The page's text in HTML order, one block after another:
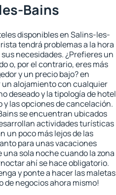
Bains
disponibles en Salins-les-
tendrá problemas a la hora
necesidades. ¿Prefieres un
o, por el contrario, eres más
y un precio bajo? en
alojamiento con cualquier
deseado y la tipología de hotel
y las opciones de cancelación.
se encuentran ubicados
actividades turísticas
un poco más lejos de las
para unas vacaciones
sola noche cuando la zona
ahí se hace obligatorio.
y ponte a hacer las maletas
de negocios ahora mismo!